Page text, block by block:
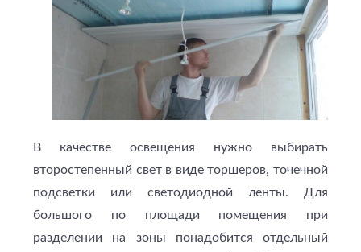
В качестве освещения нужно выбирать
второстепенный свет в виде торшеров, точечной
подсветки или светодиодной ленты. Для
большого по площади помещения при
разделении на зоны понадобится отдельный